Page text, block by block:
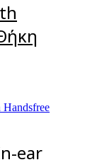
ear